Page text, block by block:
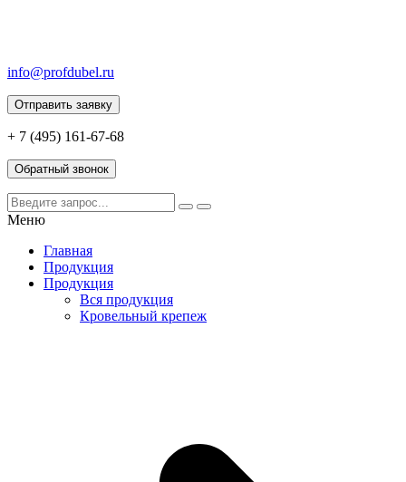
info@profdubel.ru
Отправить заявку
+ 7 (495) 161-67-68
Обратный звонок
Меню
Главная
Продукция
Продукция
Вся продукция
Кровельный крепеж